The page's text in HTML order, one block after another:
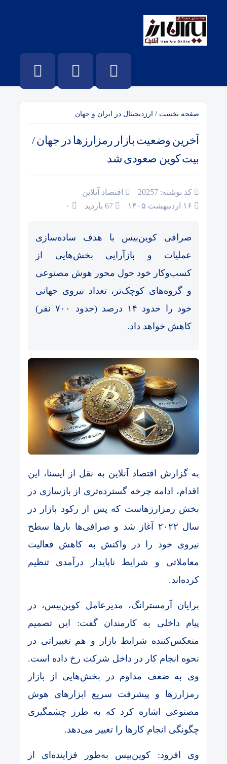
صفحه نخست / ارزدیجیتال در ایران و جهان
آخرین وضعیت بازار رمزارزها در جهان /
بیت کوین صعودی شد
کد نوشته: 20257
اقتصاد آنلاین
۰
صرافی کوین‌بیس با هدف ساده‌سازی
عملیات و بازآرایی بخش‌هایی از
کسب‌وکار خود حول محور هوش مصنوعی
و گروه‌های کوچک‌تر، تعداد نیروی جهانی
خود را حدود ۱۴ درصد (حدود ۷۰۰ نفر)
کاهش خواهد داد.
به گزارش اقتصاد آنلاین به نقل از ایسنا، این
اقدام، ادامه‌ چرخه گسترده‌تری از بازسازی در
بخش رمزارزهاست که پس از رکود بازار در
سال ۲۰۲۲ آغاز شد و صرافی‌ها بارها سطح
نیروی خود را در واکنش به کاهش فعالیت
معاملاتی و شرایط ناپایدار درآمدی تنظیم
کرده‌اند.
برایان آرمسترانگ، مدیرعامل کوین‌بیس، در
پیام داخلی به کارمندان گفت: این تصمیم
منعکس‌کننده شرایط بازار و هم تغییراتی در
نحوه انجام کار در داخل شرکت رخ داده است.
وی به ضعف مداوم در بخش‌هایی از بازار
رمزارزها و پیشرفت سریع ابزارهای هوش
مصنوعی اشاره کرد که به طرز چشمگیری
چگونگی انجام کارها را تغییر می‌دهد.
وی افزود: کوین‌بیس به‌طور فزاینده‌ای از